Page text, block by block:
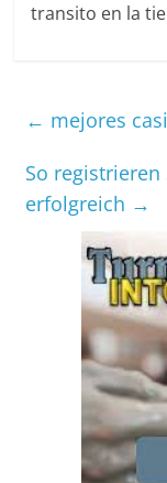
transito en la
← mejores
So registrieren
erfolgreich →